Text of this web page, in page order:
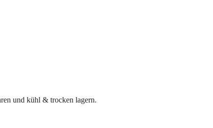
und kühl & trocken lagern.